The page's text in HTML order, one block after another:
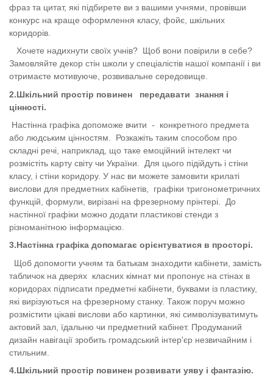
фраз та цитат, які підбирете ви з вашими учнями, провівши
конкурс на краще оформлення класу, фойє, шкільних
коридорів.
Хочете надихнути своїх учнів? Щоб вони повірили в себе?
Замовляйте декор стін школи у спеціалістів нашої компанії і ви
отримаєте мотивуюче, розвивальне середовище.
2.Шкільний простір повинен передавати знання і
цінності.
Настінна графіка допоможе вчити - конкретного предмета
або людським цінностям. Розкажіть таким способом про
складні речі, наприклад, що таке емоційний інтелект чи
розмістіть карту світу чи України. Для цього підійдуть і стіни
класу, і стіни коридору. У нас ви можете замовити крилаті
вислови для предметних кабінетів, графіки тригонометричних
функцій, формули, вирізані на фрезерному прінтері. До
настінної графіки можно додати пластикові стенди з
різноманітною інформацією.
3.Настінна графіка допомагає орієнтуватися в просторі.
Щоб допомогти учням та батькам знаходити кабінети, замість
табличок на дверях класних кімнат ми пропонує на стінах в
коридорах підписати предметні кабінети, буквами із пластику,
які вирізуються на фрезерному станку. Також поруч можно
розмістити цікаві вислови або картинки, які символізуватимуть
актовий зал, їдальню чи предметний кабінет. Продуманий
дизайн навігації зробить громадський інтер'єр незвичайним і
стильним.
4.Шкільний простір повинен розвивати уяву і фантазію.